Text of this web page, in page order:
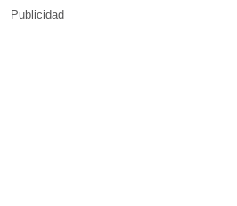
Publicidad